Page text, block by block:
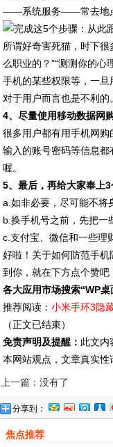
——系统服务——常去地点
所谓好奇害死猫，时下
么职业的？”“测测你的
手机的某些权限等，一旦
对于用户而言也是不利的。
4、尽量使用移动数据网
很多用户都有用手机网
输入的账号密码等信息
喔。
5、最后，再给大家奉上
a.如非必要，尽可能不将
b.换手机号之前，先把一
c.支付宝、微信和一些理
好啦！关于如何防范手
到你，就在下方点个赞吧
各大应用市场搜索“WP
推荐阅读： 小米手环3隐
（正文已结束）
免责声明及提醒： 此文内
本网站观点，文章真实性
上一篇：没有了
分享到：
焦点推荐